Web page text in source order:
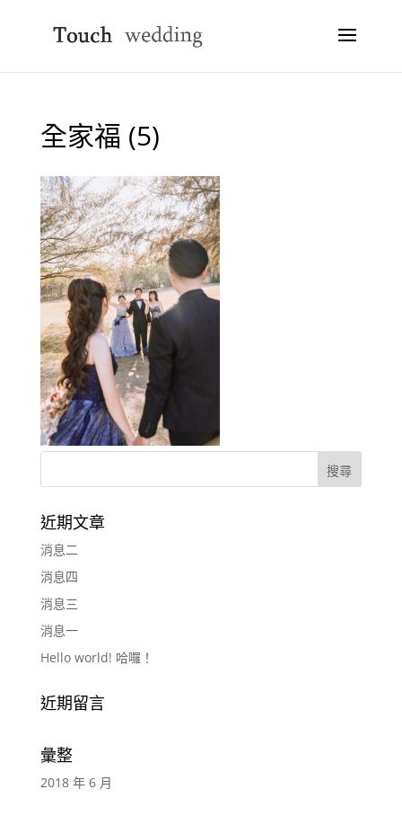
全家福 (5)
近期文章
消息二
消息四
消息三
消息一
Hello world! 哈囉！
近期留言
彙整
2018 年 6 月